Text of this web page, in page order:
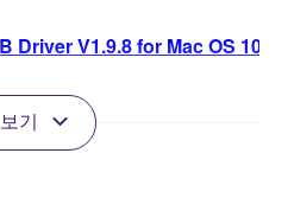
Driver V1.9.8 for Mac OS
기